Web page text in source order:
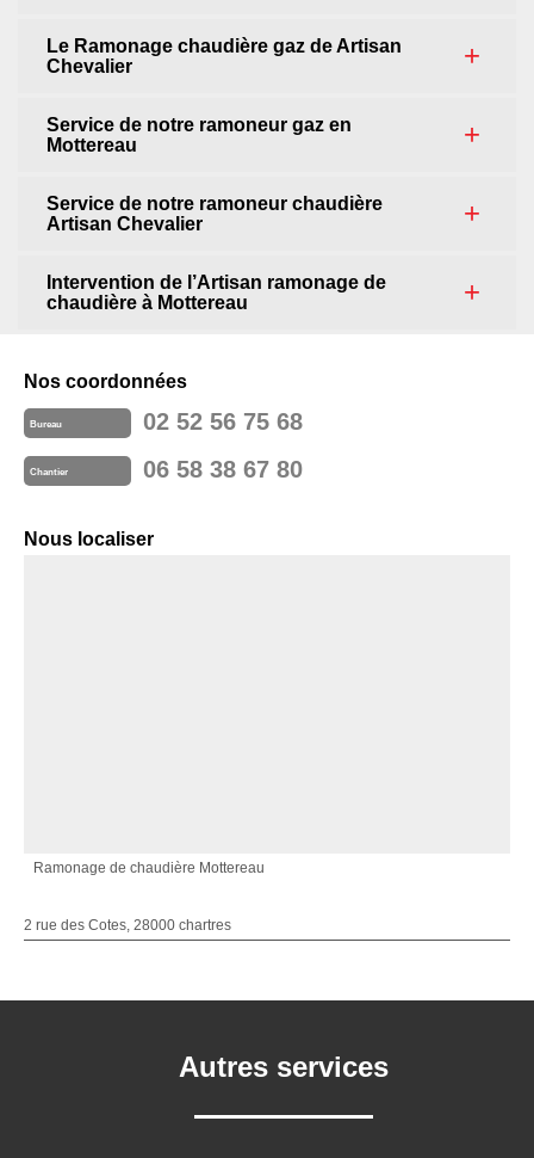
Le Ramonage chaudière gaz de Artisan
Chevalier
Service de notre ramoneur gaz en
Mottereau
Service de notre ramoneur chaudière
Artisan Chevalier
Intervention de l’Artisan ramonage de
chaudière à Mottereau
Nos coordonnées
Bureau 02 52 56 75 68
Chantier 06 58 38 67 80
Nous localiser
Ramonage de chaudière Mottereau
2 rue des Cotes, 28000 chartres
Autres services